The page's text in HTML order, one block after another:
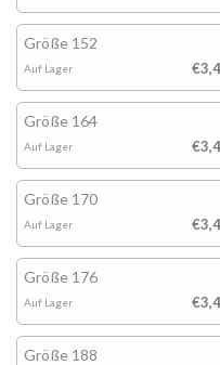
Größe 152
Auf Lager
Größe 164
Auf Lager
Größe 170
Auf Lager
Größe 176
Auf Lager
Größe 188